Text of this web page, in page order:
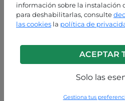
información sobre la instalación
para deshabilitarlas, consulte
las cookies la política de
ACEPTAR
Solo las
Gestiona tus
Varios colores